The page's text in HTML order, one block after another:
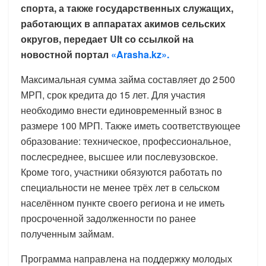
спорта, а также государственных служащих,
работающих в аппаратах акимов сельских
округов, передает Ult со ссылкой на
новостной портал «Arasha.kz».
Максимальная сумма займа составляет до 2 500
МРП, срок кредита до 15 лет. Для участия
необходимо внести единовременный взнос в
размере 100 МРП. Также иметь соответствующее
образование: техническое, профессиональное,
послесреднее, высшее или послевузовское.
Кроме того, участники обязуются работать по
специальности не менее трёх лет в сельском
населённом пункте своего региона и не иметь
просроченной задолженности по ранее
полученным займам.
Программа направлена на поддержку молодых